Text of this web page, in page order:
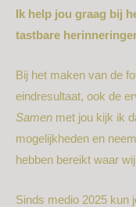
Ik help jou graag bij
tastbare
Bij het maken van de
eindresultaat, ook de
Samen met jou kijk ik
mogelijkheden en
hebben bereikt waar wij
Sinds medio 2025 kun